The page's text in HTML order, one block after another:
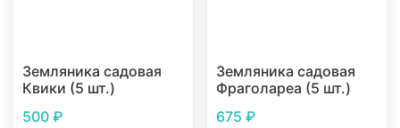
Земляника садовая
Квики (5 шт.)
500 ₽
Земляника садовая
Фраголареа (5 шт.)
675₽